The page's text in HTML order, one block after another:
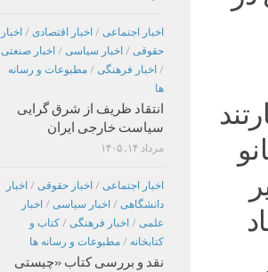
اخبار اجتماعی / اخبار اقتصادی / اخبار
حقوقی / اخبار سیاسی / اخبار صنعتی
/ اخبار فرهنگی / مطبوعات و رسانه
ها
انتقاد ظریف از شرق گرایی
سیاست خارجی ایران
مرداد ۱۴, ۱۴۰۵
اخبار اجتماعی / اخبار حقوقی / اخبار
دانشگاهی / اخبار سیاسی / اخبار
علمی / اخبار فرهنگی / کتاب و
کتابخانه / مطبوعات و رسانه ها
نقد و بررسی کتاب «چیستی